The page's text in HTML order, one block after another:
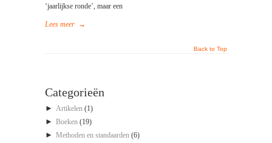
‘jaarlijkse ronde’, maar een
Lees meer →
Back to Top
Categorieën
► Artikelen (1)
► Boeken (19)
► Methoden en standaarden (6)